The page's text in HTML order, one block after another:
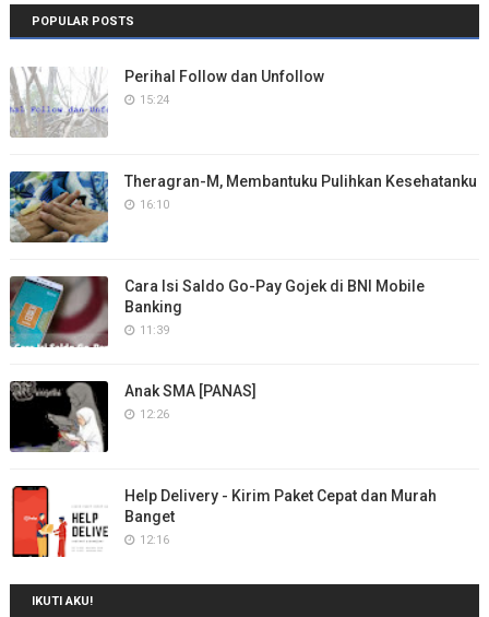
POPULAR POSTS
Perihal Follow dan Unfollow
15:24
Theragran-M, Membantuku Pulihkan Kesehatanku
16:10
Cara Isi Saldo Go-Pay Gojek di BNI Mobile
Banking
11:39
Anak SMA [PANAS]
12:26
Help Delivery - Kirim Paket Cepat dan Murah
Banget
12:16
IKUTI AKU!